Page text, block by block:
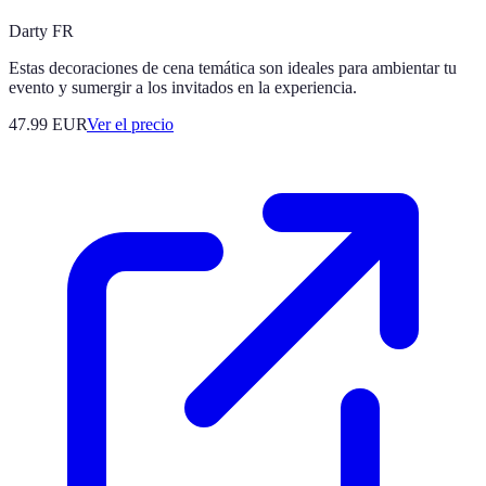
Darty FR
Estas decoraciones de cena temática son ideales para ambientar tu
evento y sumergir a los invitados en la experiencia.
47.99 EURVer el precio